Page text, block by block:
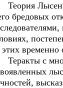
бредовых
этих временно
с